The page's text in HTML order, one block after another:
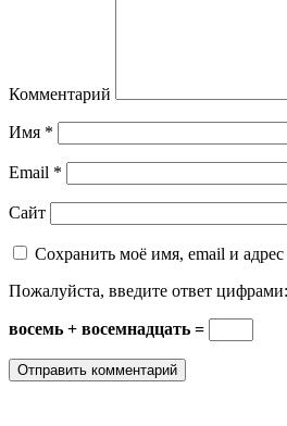
Комментарий
Имя *
Email *
Сайт
Сохранить моё имя, email и
Пожалуйста, введите ответ цифрами:
восемь + восемнадцать =